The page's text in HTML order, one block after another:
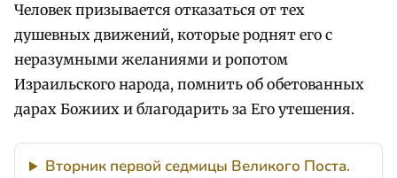
Человек призывается отказаться от тех
душевных движений, которые роднят его с
неразумными желаниями и ропотом
Израильского народа, помнить об обетованных
дарах Божиих и благодарить за Его утешения.
Вторник первой седмицы Великого Поста.